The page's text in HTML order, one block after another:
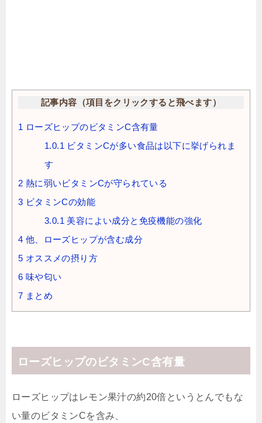
記事内容（項目をクリックすると飛べます）
1 ローズヒップのビタミンC含有量
1.0.1 ビタミンCが多い食品は以下に挙げられま
す
2 熱に弱いビタミンCが守られている
3 ビタミンCの効能
3.0.1 美容によい成分と免疫機能の強化
4 他、ローズヒップが含む成分
5 オススメの摂り方
6 味や匂い
7 まとめ
ローズヒップのビタミンC含有量
ローズヒップはレモン果汁の約20倍というとんでもな
い量のビタミンCを含み、